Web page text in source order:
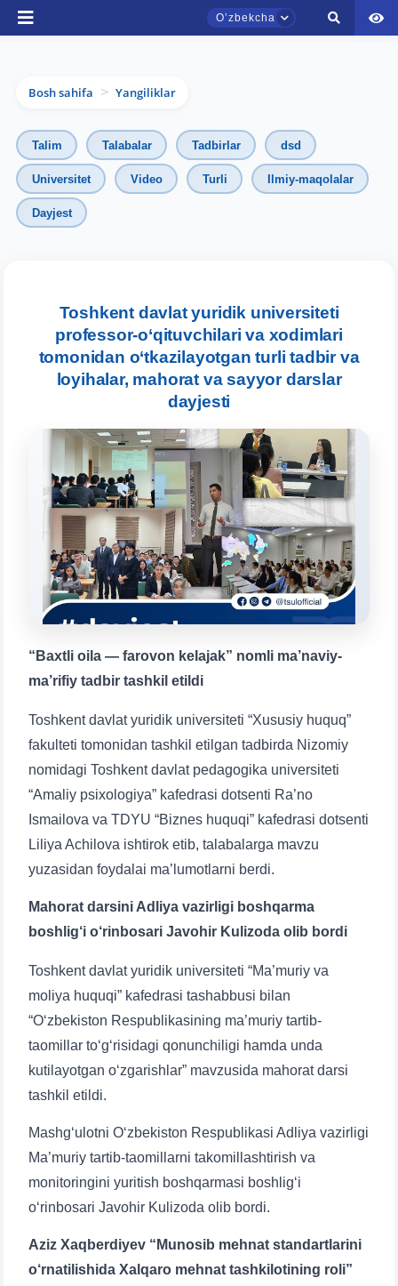
Oʼzbekcha
Bosh sahifa > Yangiliklar
Talim Talabalar Tadbirlar dsd
Universitet Video Turli Ilmiy-maqolalar
Dayjest
Toshkent davlat yuridik universiteti
professor-o‘qituvchilari va xodimlari
tomonidan o‘tkazilayotgan turli tadbir va
loyihalar, mahorat va sayyor darslar
dayjesti
“Baxtli oila — farovon kelajak” nomli ma’naviy-
ma’rifiy tadbir tashkil etildi
Toshkent davlat yuridik universiteti “Xususiy huquq”
fakulteti tomonidan tashkil etilgan tadbirda Nizomiy
nomidagi Toshkent davlat pedagogika universiteti
“Amaliy psixologiya” kafedrasi dotsenti Ra’no
Ismailova va TDYU “Biznes huquqi” kafedrasi dotsenti
Liliya Achilova ishtirok etib, talabalarga mavzu
yuzasidan foydalai ma’lumotlarni berdi.
Mahorat darsini Adliya vazirligi boshqarma
boshlig‘i o‘rinbosari Javohir Kulizoda olib bordi
Toshkent davlat yuridik universiteti “Ma’muriy va
moliya huquqi” kafedrasi tashabbusi bilan
“O‘zbekiston Respublikasining ma’muriy tartib-
taomillar to‘g‘risidagi qonunchiligi hamda unda
kutilayotgan o‘zgarishlar” mavzusida mahorat darsi
tashkil etildi.
Mashg‘ulotni O‘zbekiston Respublikasi Adliya vazirligi
Ma’muriy tartib-taomillarni takomillashtirish va
monitoringini yuritish boshqarmasi boshlig‘i
o‘rinbosari Javohir Kulizoda olib bordi.
Aziz Xaqberdiyev “Munosib mehnat standartlarini
o‘rnatilishida Xalqaro mehnat tashkilotining roli”
Assalomu alaykum! TDYU qabul murojaatlari
chatiga xush kelibsiz.
Qabul bo'yicha murojaatlaringizni ushbu
Mavzuni tanlang — keyin shu mavzudagi aniq
savollar chiqadi:
1. Hujjatlar (bakalavr) (5) 2. Hujjatlar (magistr) (4)
3. Suhbat (bakalavr) (8)
5. To'lov-kontrakt (2) 6. Elektron ariza (16)
8. Bakalavriat kvotasi (3)